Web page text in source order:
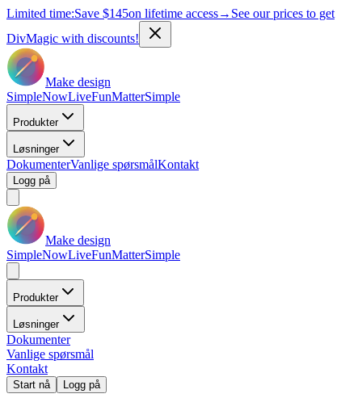
Limited time:Save $145on lifetime access→ See our prices to get
DivMagic with discounts!
Make design
SimpleNowLiveFunMatterSimple
Produkter
Løsninger
DokumenterVanlige spørsmålKontakt
Logg på
Make design
SimpleNowLiveFunMatterSimple
Produkter
Løsninger
Dokumenter
Vanlige spørsmål
Kontakt
Start nå Logg på